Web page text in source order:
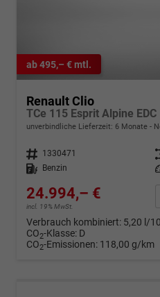
ab 495,– € mtl.
Renault Clio
TCe 115 Esprit Alpine EDC
unverbindliche Lieferzeit: 6 Monate
Fahrzeugnr. 1330471
Kraftstoff
Benzin
24.994,– €
incl. 19% MwSt.
Verbrauch kombiniert: 5,20 l/
CO2-Klasse: D
CO2-Emissionen: 118,00 g/km